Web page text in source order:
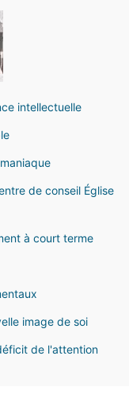
intellectuelle
de conseil Église
à court terme
image de soi
de l'attention